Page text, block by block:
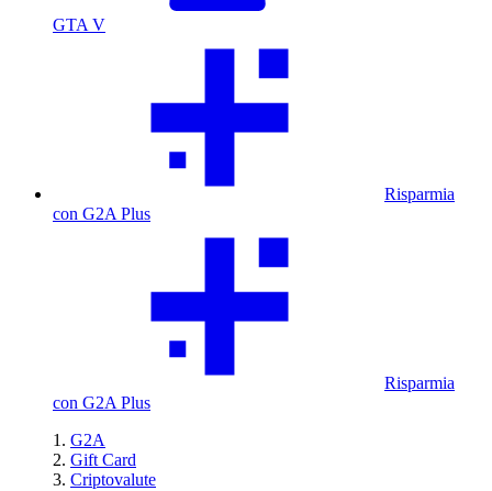
GTA V
Risparmia
con G2A Plus
Risparmia
con G2A Plus
G2A
Gift Card
Criptovalute